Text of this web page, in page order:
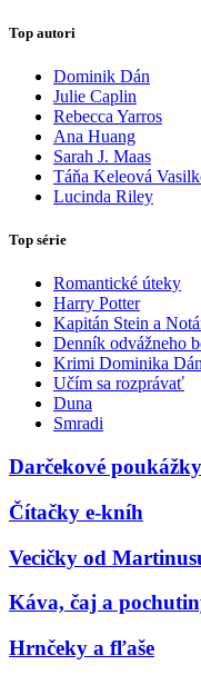
Top autori
Dominik Dán
Julie Caplin
Rebecca Yarros
Ana Huang
Sarah J. Maas
Táňa Keleová
Lucinda Riley
Top série
Romantické úteky
Harry Potter
Kapitán Stein a
Denník odvážneho
Krimi Dominika
Učím sa rozprávať
Duna
Smradi
Darčekové poukážky
Čítačky e-kníh
Vecičky od
Káva, čaj a
Hrnčeky a fľaše